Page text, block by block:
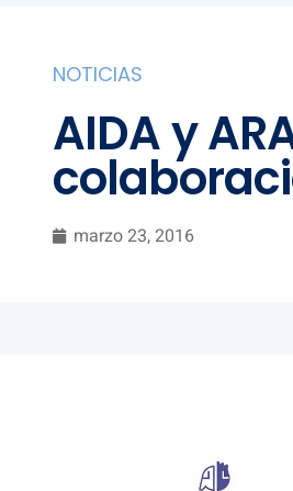
NOTICIAS
AIDA y
marzo 23, 2016